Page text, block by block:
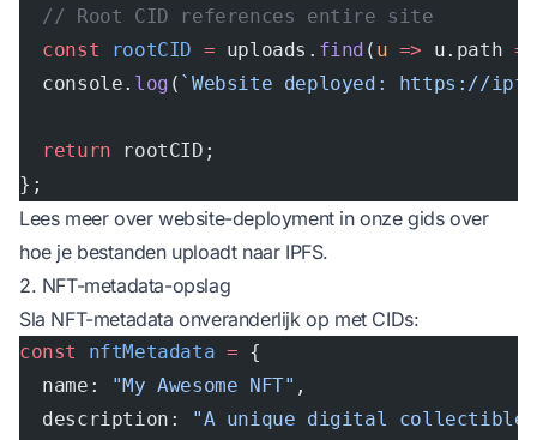
  // Root CID references entire site
  const
rootCID = uploads. find ( u => u.path
  console.
log ( `Website deployed: https://
  return
rootCID;
};
Lees meer over website-deployment in onze gids over
hoe je bestanden uploadt naar IPFS.
2. NFT-metadata-opslag
Sla NFT-metadata onveranderlijk op met CIDs:
const nftMetadata = {
  name:
"My Awesome NFT" ,
  description:
"A unique digital collectible"